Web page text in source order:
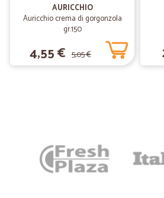
AURICCHIO
Auricchio crema di gorgonzola
gr.150
4,55 € 5,05 €